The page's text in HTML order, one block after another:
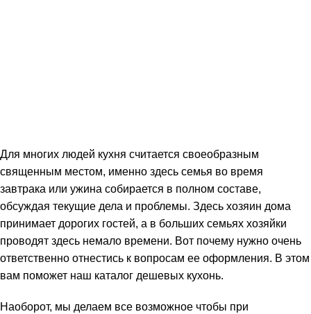
Для многих людей кухня считается своеобразным
священным местом, именно здесь семья во время
завтрака или ужина собирается в полном составе,
обсуждая текущие дела и проблемы. Здесь хозяин дома
принимает дорогих гостей, а в больших семьях хозяйки
проводят здесь немало времени. Вот почему нужно очень
ответственно отнестись к вопросам ее оформления. В этом
вам поможет наш каталог дешевых кухонь.
Наоборот, мы делаем все возможное чтобы при